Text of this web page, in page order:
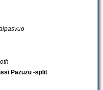
Pazuzu -split